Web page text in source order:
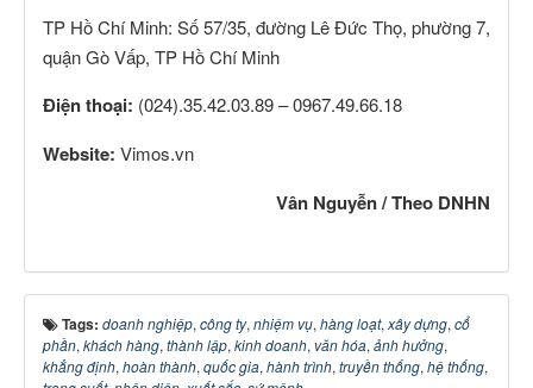
TP Hồ Chí Minh: Số 57/35, đường Lê Đức Thọ, phường 7,
quận Gò Vấp, TP Hồ Chí Minh
Điện thoại: (024).35.42.03.89 – 0967.49.66.18
Website: Vimos.vn
Vân Nguyễn / Theo DNHN
Tags: doanh nghiệp, công ty, nhiệm vụ, hàng loạt, xây dựng, cổ
phần, khách hàng, thành lập, kinh doanh, văn hóa, ảnh hưởng,
khẳng định, hoàn thành, quốc gia, hành trình, truyền thống, hệ thống,